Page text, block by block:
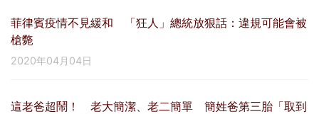
菲律賓疫情不見緩和 「狂人」總統放狠話：違規可能會被
槍斃
2020年04月04日
這老爸超鬧！ 老大簡潔、老二簡單 簡姓爸第三胎「取到